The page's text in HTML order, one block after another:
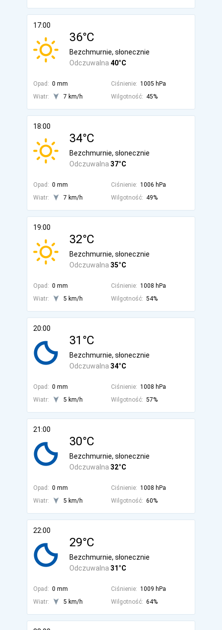
17:00
36°C
Odczuwalna 40°C
Bezchmurnie, słonecznie
Opad: 0 mm Ciśnienie: 1005 hPa
Wiatr:
7 km/h Wilgotność: 45%
18:00
34°C
Odczuwalna 37°C
Bezchmurnie, słonecznie
Opad: 0 mm Ciśnienie: 1006 hPa
Wiatr:
7 km/h Wilgotność: 49%
19:00
32°C
Odczuwalna 35°C
Bezchmurnie, słonecznie
Opad: 0 mm Ciśnienie: 1008 hPa
Wiatr:
5 km/h Wilgotność: 54%
20:00
31°C
Odczuwalna 34°C
Bezchmurnie, słonecznie
Opad: 0 mm Ciśnienie: 1008 hPa
Wiatr:
5 km/h Wilgotność: 57%
21:00
30°C
Odczuwalna 32°C
Bezchmurnie, słonecznie
Opad: 0 mm Ciśnienie: 1008 hPa
Wiatr:
5 km/h Wilgotność: 60%
22:00
29°C
Odczuwalna 31°C
Bezchmurnie, słonecznie
Opad: 0 mm Ciśnienie: 1009 hPa
Wiatr:
5 km/h Wilgotność: 64%